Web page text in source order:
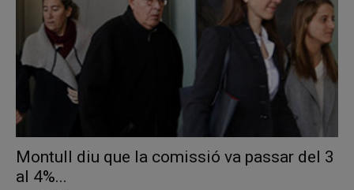
Montull diu que la comissió va passar del 3
al 4%...